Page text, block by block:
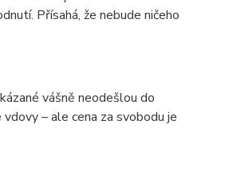
Přísahá, že nebude ničeho
vášně neodešlou do
– ale cena za svobodu je